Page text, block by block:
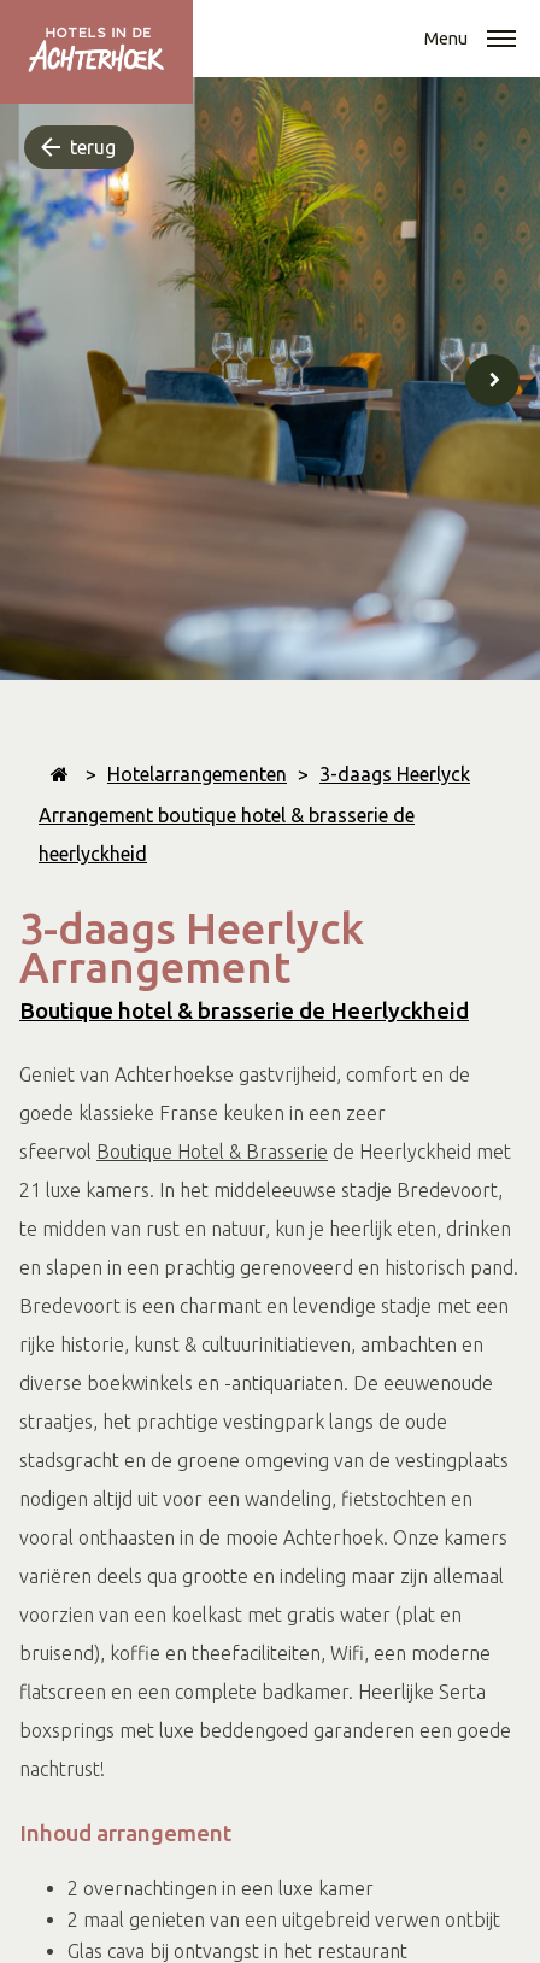
Menu
terug
> Hotelarrangementen >
3-daags Heerlyck
Arrangement boutique hotel & brasserie de
heerlyckheid
3-daags Heerlyck
Arrangement
Boutique hotel & brasserie de Heerlyckheid
Geniet van Achterhoekse gastvrijheid, comfort en de
goede klassieke Franse keuken in een zeer
sfeervol Boutique Hotel & Brasserie de Heerlyckheid met
21 luxe kamers. In het middeleeuwse stadje Bredevoort,
te midden van rust en natuur, kun je heerlijk eten, drinken
en slapen in een prachtig gerenoveerd en historisch pand.
Bredevoort is een charmant en levendige stadje met een
rijke historie, kunst & cultuurinitiatieven, ambachten en
diverse boekwinkels en -antiquariaten. De eeuwenoude
straatjes, het prachtige vestingpark langs de oude
stadsgracht en de groene omgeving van de vestingplaats
nodigen altijd uit voor een wandeling, fietstochten en
vooral onthaasten in de mooie Achterhoek. Onze kamers
variëren deels qua grootte en indeling maar zijn allemaal
voorzien van een koelkast met gratis water (plat en
bruisend), koffie en theefaciliteiten, Wifi, een moderne
flatscreen en een complete badkamer. Heerlijke Serta
boxsprings met luxe beddengoed garanderen een goede
nachtrust!
Inhoud arrangement
2 overnachtingen in een luxe kamer
2 maal genieten van een uitgebreid verwen ontbijt
Glas cava bij ontvangst in het restaurant